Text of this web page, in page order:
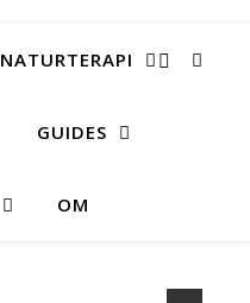
NATURTERAPI
GUIDES
OM